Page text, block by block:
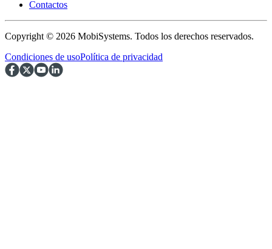
Contactos
Copyright © 2026 MobiSystems. Todos los derechos reservados.
Condiciones de usoPolítica de privacidad